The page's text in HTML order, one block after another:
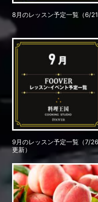
8月のレッスン予定一覧（6/21
9月のレッスン予定一覧（7/26
更新）